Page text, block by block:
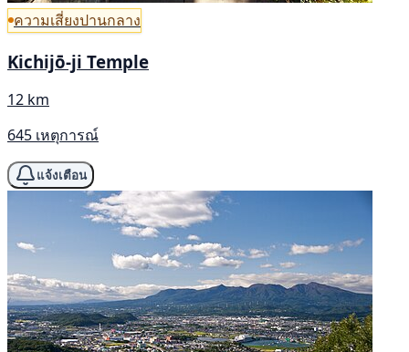
ความเสี่ยงปานกลาง
Kichijō-ji Temple
12 km
645 เหตุการณ์
แจ้งเตือน